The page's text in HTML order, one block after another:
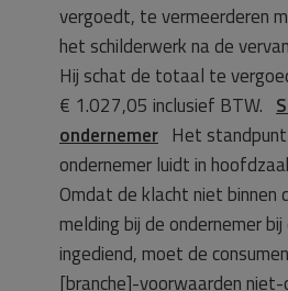
vergoedt, te vermeerderen
het schilderwerk na de
Hij schat de totaal te
€ 1.027,05 inclusief BTW.
ondernemer Het
ondernemer luidt in
Omdat de klacht niet binnen
melding bij de ondernemer
ingediend, moet de
[branche]-voorwaarden